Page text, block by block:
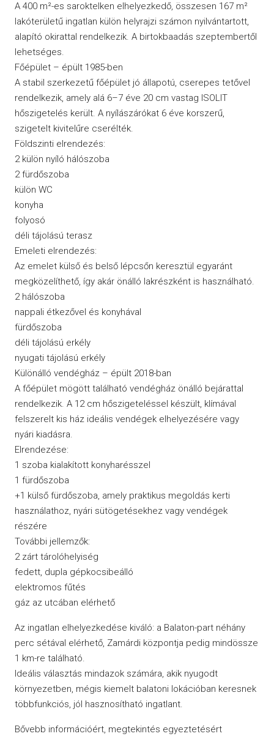
A 400 m²-es saroktelken elhelyezkedő, összesen 167 m²
lakóterületű ingatlan külön helyrajzi számon nyilvántartott,
alapító okirattal rendelkezik. A birtokbaadás szeptembertől
lehetséges.
Főépület – épült 1985-ben
A stabil szerkezetű főépület jó állapotú, cserepes tetővel
rendelkezik, amely alá 6–7 éve 20 cm vastag ISOLIT
hőszigetelés került. A nyílászárókat 6 éve korszerű,
szigetelt kivitelűre cserélték.
Földszinti elrendezés:
2 külön nyíló hálószoba
2 fürdőszoba
külön WC
konyha
folyosó
déli tájolású terasz
Emeleti elrendezés:
Az emelet külső és belső lépcsőn keresztül egyaránt
megközelíthető, így akár önálló lakrészként is használható.
2 hálószoba
nappali étkezővel és konyhával
fürdőszoba
déli tájolású erkély
nyugati tájolású erkély
Különálló vendégház – épült 2018-ban
A főépület mögött található vendégház önálló bejárattal
rendelkezik. A 12 cm hőszigeteléssel készült, klímával
felszerelt kis ház ideális vendégek elhelyezésére vagy
nyári kiadásra.
Elrendezése:
1 szoba kialakított konyharésszel
1 fürdőszoba
+1 külső fürdőszoba, amely praktikus megoldás kerti
használathoz, nyári sütögetésekhez vagy vendégek
részére
További jellemzők:
2 zárt tárolóhelyiség
fedett, dupla gépkocsibeálló
elektromos fűtés
gáz az utcában elérhető
Az ingatlan elhelyezkedése kiváló: a Balaton-part néhány
perc sétával elérhető, Zamárdi központja pedig mindössze
1 km-re található.
Ideális választás mindazok számára, akik nyugodt
környezetben, mégis kiemelt balatoni lokációban keresnek
többfunkciós, jól hasznosítható ingatlant.
Bővebb információért, megtekintés egyeztetésért